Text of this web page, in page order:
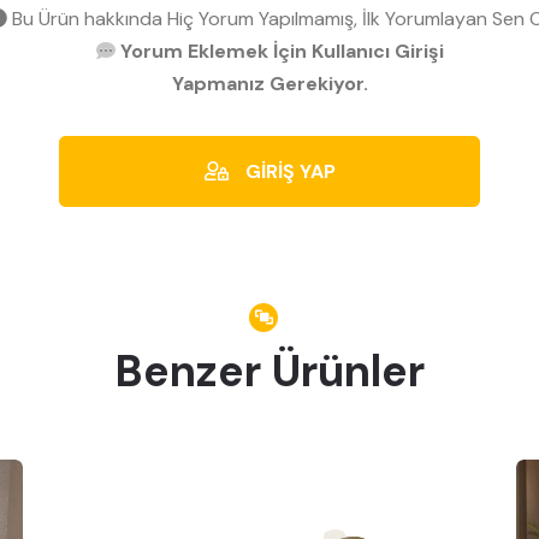
Bu Ürün hakkında Hiç Yorum Yapılmamış, İlk Yorumlayan Sen
Yorum Eklemek İçin Kullanıcı Girişi
Yapmanız Gerekiyor.
GİRİŞ YAP
Benzer Ürünler